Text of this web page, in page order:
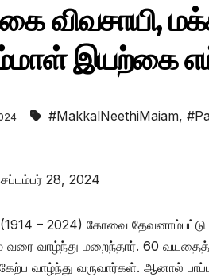
விவசாயி,
இயற்கை
#MakkalNeethiMaiam,
28, 2024
– 2024) கோவை தேவனாம்பட்டு
வரை வாழ்ந்து மறைந்தார். 60
வாழ்ந்து வருவார்கள். ஆனால்